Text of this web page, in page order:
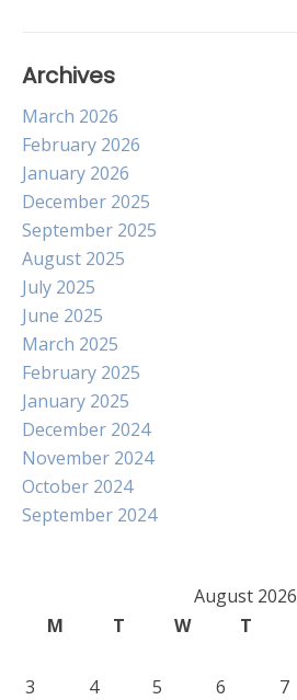
Archives
March 2026
February 2026
January 2026
December 2025
September 2025
August 2025
July 2025
June 2025
March 2025
February 2025
January 2025
December 2024
November 2024
October 2024
September 2024
August 2026
M
T W T
3
4 5 6 7